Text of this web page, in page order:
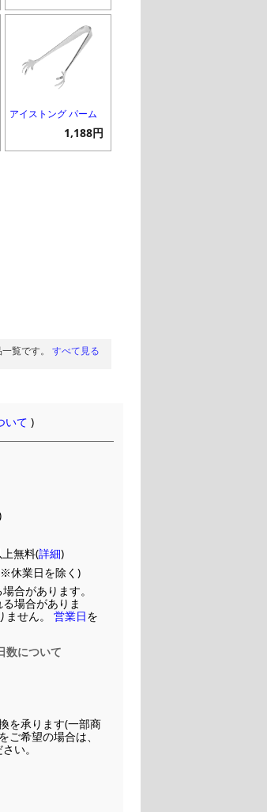
アイストング パーム
1,188円
覧です。 すべて見る
いて )
無料(詳細)
休業日を除く)
合があります。
場合がありま
ません。 営業日を
数について
を承ります(一部商
ご希望の場合は、
い。